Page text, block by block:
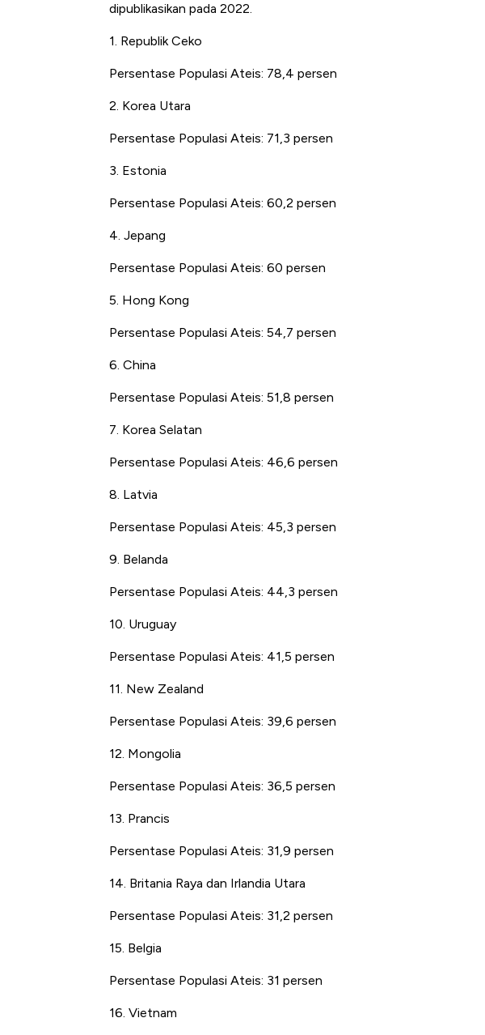
dipublikasikan pada 2022.
1. Republik Ceko
Persentase Populasi Ateis: 78,4 persen
2. Korea Utara
Persentase Populasi Ateis: 71,3 persen
3. Estonia
Persentase Populasi Ateis: 60,2 persen
4. Jepang
Persentase Populasi Ateis: 60 persen
5. Hong Kong
Persentase Populasi Ateis: 54,7 persen
6. China
Persentase Populasi Ateis: 51,8 persen
7. Korea Selatan
Persentase Populasi Ateis: 46,6 persen
8. Latvia
Persentase Populasi Ateis: 45,3 persen
9. Belanda
Persentase Populasi Ateis: 44,3 persen
10. Uruguay
Persentase Populasi Ateis: 41,5 persen
11. New Zealand
Persentase Populasi Ateis: 39,6 persen
12. Mongolia
Persentase Populasi Ateis: 36,5 persen
13. Prancis
Persentase Populasi Ateis: 31,9 persen
14. Britania Raya dan Irlandia Utara
Persentase Populasi Ateis: 31,2 persen
15. Belgia
Persentase Populasi Ateis: 31 persen
16. Vietnam
Kongo Tutup Keran Ekspor, Harga